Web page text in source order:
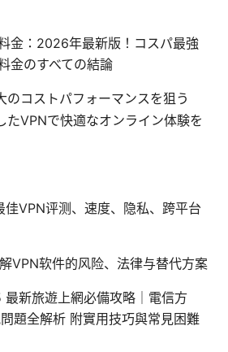
金：2026年最新版！コスパ最強
金のすべての結論
のコストパフォーマンスを狙う
たVPNで快適なオンライン体験を
VPN评测、速度、隐私、跨平台
VPN软件的风险、法律与替代方案
新旅遊上網必備攻略｜電信方
題全解析 附實用技巧與常見困難